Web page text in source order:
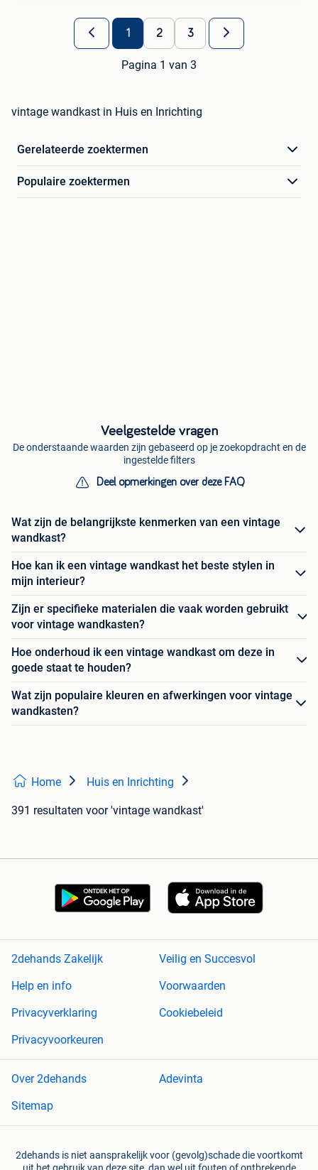
1 2 3
Pagina 1 van 3
vintage wandkast in Huis en Inrichting
Gerelateerde zoektermen
Populaire zoektermen
Veelgestelde vragen
De onderstaande waarden zijn gebaseerd op je zoekopdracht en de
ingestelde filters
Deel opmerkingen over deze FAQ
Wat zijn de belangrijkste kenmerken van een vintage
wandkast?
Hoe kan ik een vintage wandkast het beste stylen in
mijn interieur?
Zijn er specifieke materialen die vaak worden gebruikt
voor vintage wandkasten?
Hoe onderhoud ik een vintage wandkast om deze in
goede staat te houden?
Wat zijn populaire kleuren en afwerkingen voor vintage
wandkasten?
Home Huis en Inrichting
391 resultaten voor 'vintage wandkast'
2dehands Zakelijk
Veilig en Succesvol
Help en info
Voorwaarden
Privacyverklaring
Cookiebeleid
Privacyvoorkeuren
Over 2dehands
Adevinta
Sitemap
2dehands is niet aansprakelijk voor (gevolg)schade die voortkomt